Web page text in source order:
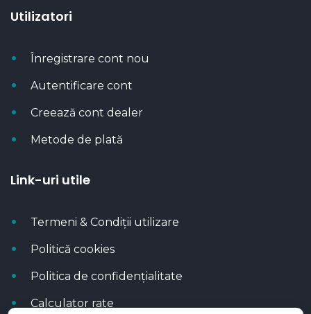
Utilizatori
Înregistrare cont nou
Autentificare cont
Creează cont dealer
Metode de plată
Link-uri utile
Termeni & Condiții utilizare
Politică cookies
Politica de confidențialitate
Calculator rate